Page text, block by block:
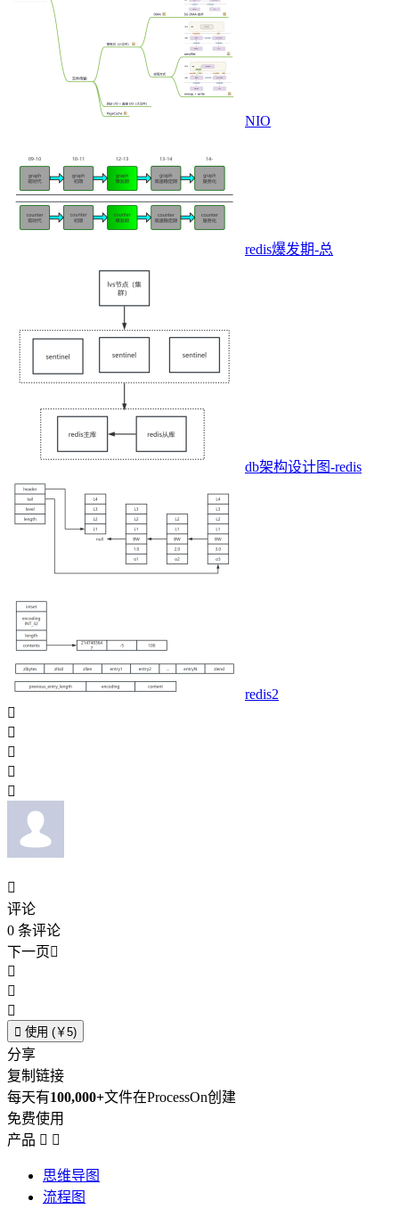
NIO
redis爆发期-总
db架构设计图-redis
redis2






评论
0 条评论
下一页



 使用 (￥5)
分享
复制链接
每天有100,000+文件在ProcessOn创建
免费使用
产品  
思维导图
流程图